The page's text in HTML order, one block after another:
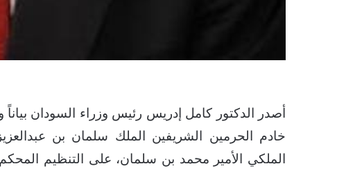
أصدر الدكتور كامل إدريس رئيس وزراء السودان
خادم الحرمين الشريفين الملك سلمان بن
الملكي الأمير محمد بن سلمان، على التنظيم